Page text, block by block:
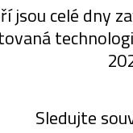
jsou celé dny
Sledujte